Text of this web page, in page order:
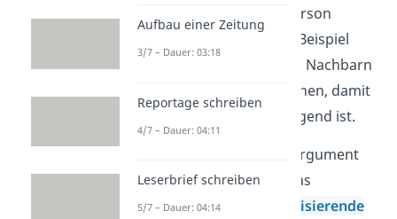
Person als Autoritätsperson
verstehen. In unserem Beispiel
müssten also beide den Nachbarn
als Autoritätsperson sehen, damit
das Argument überzeugend ist.
Neben dem Autoritätsargument
kannst du auch noch das
normativeoder
analogisierende
Aufbau einer Zeitung
3/7 – Dauer: 03:18
Reportage schreiben
4/7 – Dauer: 04:11
Leserbrief schreiben
5/7 – Dauer: 04:14